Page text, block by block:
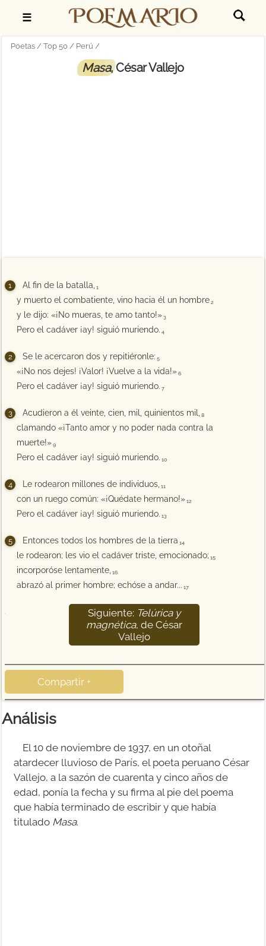
☰
Poetas Top 50 Perú
Masa, César Vallejo
Al fin de la batalla, 1
y muerto el combatiente, vino hacia él un hombre 2
y le dijo: «¡No mueras, te amo tanto!» 3
Pero el cadáver ¡ay! siguió muriendo. 4
Se le acercaron dos y repitiéronle: 5
«¡No nos dejes! ¡Valor! ¡Vuelve a la vida!» 6
Pero el cadáver ¡ay! siguió muriendo. 7
Acudieron a él veinte, cien, mil, quinientos mil, 8
clamando «¡Tanto amor y no poder nada contra la
muerte!» 9
Pero el cadáver ¡ay! siguió muriendo. 10
Le rodearon millones de individuos, 11
con un ruego común: «¡Quédate hermano!» 12
Pero el cadáver ¡ay! siguió muriendo. 13
Entonces todos los hombres de la tierra 14
le rodearon; les vio el cadáver triste, emocionado; 15
incorporóse lentamente, 16
abrazó al primer hombre; echóse a andar... 17
Siguiente: Telúrica y
magnética, de César
Vallejo
Compartir +
Análisis
El 10 de noviembre de 1937, en un otoñal
atardecer lluvioso de París, el poeta peruano César
Vallejo, a la sazón de cuarenta y cinco años de
edad, ponía la fecha y su firma al pie del poema
que había terminado de escribir y que había
titulado Masa.